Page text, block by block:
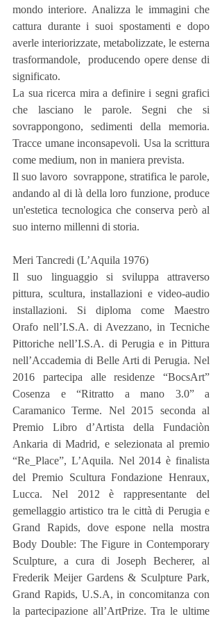
mondo interiore. Analizza le immagini che
cattura durante i suoi spostamenti e dopo
averle interiorizzate, metabolizzate, le esterna
trasformandole,  producendo opere dense di
significato.
La sua ricerca mira a definire i segni grafici
che lasciano le parole. Segni che si
sovrappongono, sedimenti della memoria.
Tracce umane inconsapevoli. Usa la scrittura
come medium, non in maniera prevista.
Il suo lavoro  sovrappone, stratifica le parole,
andando al di là della loro funzione, produce
un'estetica tecnologica che conserva però al
suo interno millenni di storia.
Meri Tancredi (L’Aquila 1976)
Il suo linguaggio si sviluppa attraverso
pittura, scultura, installazioni e video-audio
installazioni. Si diploma come Maestro
Orafo nell’I.S.A. di Avezzano, in Tecniche
Pittoriche nell’I.S.A. di Perugia e in Pittura
nell’Accademia di Belle Arti di Perugia. Nel
2016 partecipa alle residenze “BocsArt”
Cosenza e “Ritratto a mano 3.0” a
Caramanico Terme. Nel 2015 seconda al
Premio Libro d’Artista della Fundaciòn
Ankaria di Madrid, e selezionata al premio
“Re_Place”, L’Aquila. Nel 2014 è finalista
del Premio Scultura Fondazione Henraux,
Lucca. Nel 2012 è rappresentante del
gemellaggio artistico tra le città di Perugia e
Grand Rapids, dove espone nella mostra
Body Double: The Figure in Contemporary
Sculpture, a cura di Joseph Becherer, al
Frederik Meijer Gardens & Sculpture Park,
Grand Rapids, U.S.A, in concomitanza con
la partecipazione all’ArtPrize. Tra le ultime